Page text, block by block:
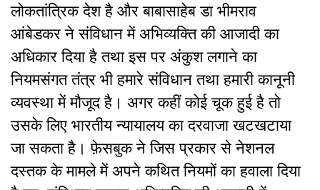
लोकतांत्रिक देश है और बाबासाहेब डा भीमराव
आंबेडकर ने संविधान में अभिव्यक्ति की आजादी का
अधिकार दिया है तथा इस पर अंकुश लगाने का
नियमसंगत तंत्र भी हमारे संविधान तथा हमारी कानूनी
व्यवस्था में मौजूद है। अगर कहीं कोई चूक हुई है तो
उसके लिए भारतीय न्यायालय का दरवाजा खटखटाया
जा सकता है। फ़ेसबुक ने जिस प्रकार से नेशनल
दस्तक के मामले में अपने कथित नियमों का हवाला दिया